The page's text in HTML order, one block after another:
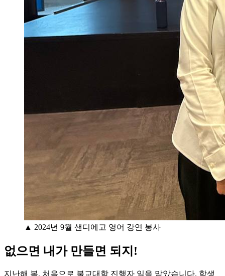
▲ 2024년 9월 샌디에고 영어 강연 봉사
없으면 내가 만들면 되지!
지난해 봄, 처음으로 불교대학 진행자 일을 맡았습니다. 학생